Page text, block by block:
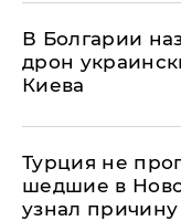
В Болгарии
дрон
Киева
Турция не
шедшие в
узнал причину